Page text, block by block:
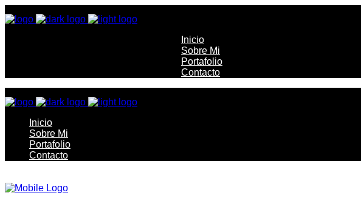
Inicio
Sobre Mi
Portafolio
Contacto
Inicio
Sobre Mi
Portafolio
Contacto